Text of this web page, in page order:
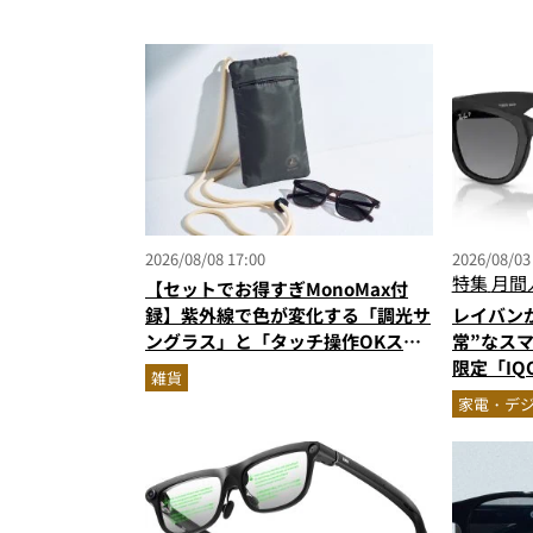
2026/08/08 17:00
【セットでお得すぎMonoMax付
録】紫外線で色が変化する「調光サ
ングラス」と「タッチ操作OKスマ
ホポーチ」の豪華セットが登場！
雑貨
2026/08/
特集 月間
レイバン
常”なス
限定「
ジェット
ト3】（
家電・デ